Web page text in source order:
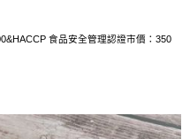
食品安全管理認證市價：350